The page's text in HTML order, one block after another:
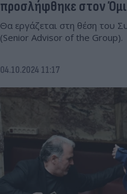
προσλήφθηκε στον
Θα εργάζεται στη θέση του
(Senior Advisor of the Group).
04.10.2024 11:17